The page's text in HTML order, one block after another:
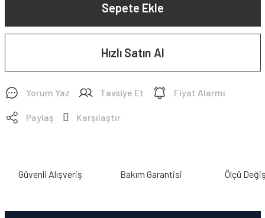
Sepete Ekle
Hızlı Satın Al
Yorum Yaz Tavsiye Et Fiyat Alarmı
Paylaş Karşılaştır
Güvenli Alışveriş Bakım Garantisi Ölçü